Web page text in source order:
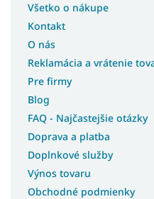
Všetko o nákupe
Kontakt
O nás
Reklamácia a vrátenie
Pre firmy
Blog
FAQ - Najčastejšie otázky
Doprava a platba
Doplnkové služby
Výnos tovaru
Obchodné podmienky